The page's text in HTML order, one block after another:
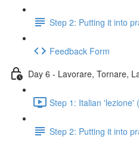
Step 2: Putting it into
Feedback Form
Day 6 - Lavorare, Tornare,
Step 1: Italian 'lezione'
Step 2: Putting it into